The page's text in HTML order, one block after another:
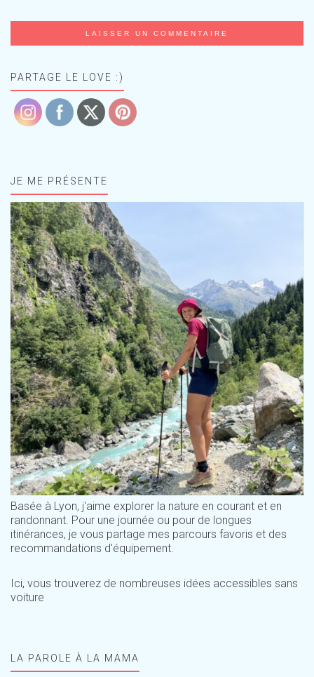
PARTAGE LE LOVE :)
JE ME PRÉSENTE
Basée à Lyon, j'aime explorer la nature en courant et en
randonnant. Pour une journée ou pour de longues
itinérances, je vous partage mes parcours favoris et des
recommandations d'équipement.
Ici, vous trouverez de nombreuses idées accessibles sans
voiture
LA PAROLE À LA MAMA